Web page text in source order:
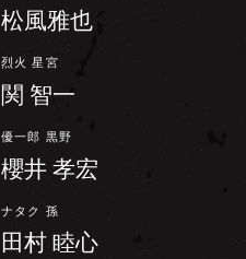
松風雅也
烈火 星宮
関 智一
優一郎 黒野
櫻井 孝宏
ナタク 孫
田村 睦心